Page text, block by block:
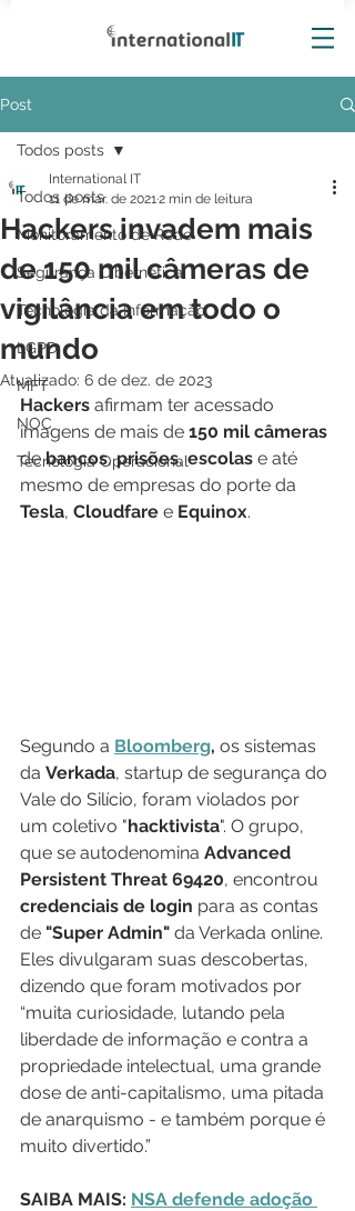
Post
Todos posts
Monitoramento de Rede
Segurança Cibernética
Tecnologia da Informação
LGPD
MFT
NOC
Tecnologia Operacional
Todos posts
Hackers invadem mais
de 150 mil câmeras de
vigilância em todo o
mundo
International IT
11 de mar. de 20212 min de leitura
Atualizado: 6 de dez. de 2023
Hackers afirmam ter acessado
imagens de mais de 150 mil câmeras
de bancos, prisões, escolas e até
mesmo de empresas do porte da
Tesla, Cloudfare e Equinox.
Segundo a Bloomberg, os sistemas
da Verkada, startup de segurança do
Vale do Silício, foram violados por
um coletivo "hacktivista". O grupo,
que se autodenomina Advanced
Persistent Threat 69420, encontrou
credenciais de login para as contas
de "Super Admin" da Verkada online.
Eles divulgaram suas descobertas,
dizendo que foram motivados por
“muita curiosidade, lutando pela
liberdade de informação e contra a
propriedade intelectual, uma grande
dose de anti-capitalismo, uma pitada
de anarquismo - e também porque é
muito divertido.”
SAIBA MAIS: NSA defende adoção